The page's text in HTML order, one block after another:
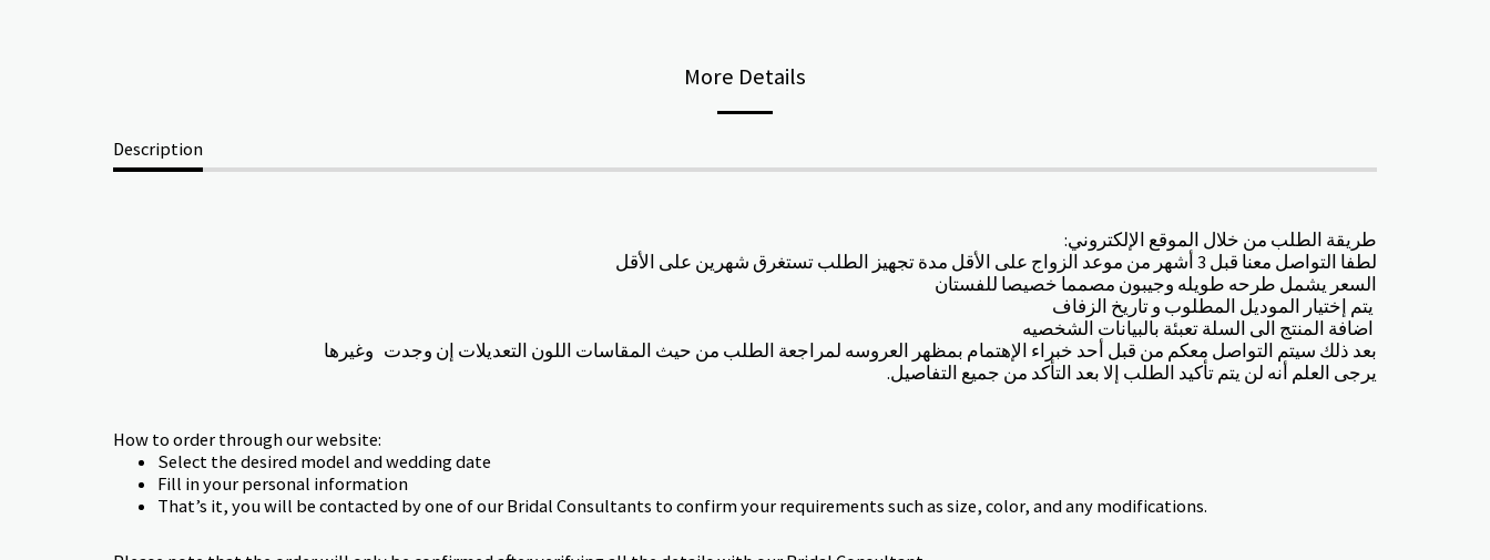
More Details
Description
:طريقة الطلب من خلال الموقع الإلكتروني
لطفا التواصل معنا قبل 3 أشهر من موعد الزواج على الأقل مدة تجهيز الطلب تستغرق شهرين على الأقل
السعر يشمل طرحه طويله وجيبون مصمما خصيصا للفستان
بعد ذلك سيتم التواصل معكم من قبل أحد خبراء الإهتمام بمظهر العروسه لمراجعة الطلب من حيث المقاسات اللون التعديلات إن وجدت وغيرها
.يرجى العلم أنه لن يتم تأكيد الطلب إلا بعد التأكد من جميع التفاصيل
How to order through our website:
Select the desired model and wedding date
Fill in your personal information
That’s it, you will be contacted by one of our Bridal Consultants to confirm your requirements such as size, color, and any modifications.